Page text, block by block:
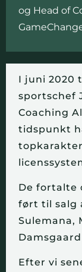
og Head of
I juni 2020
sportschef
Coaching
tidspunkt
De fortalte
ført til salg
Sulemana,
Efter vi